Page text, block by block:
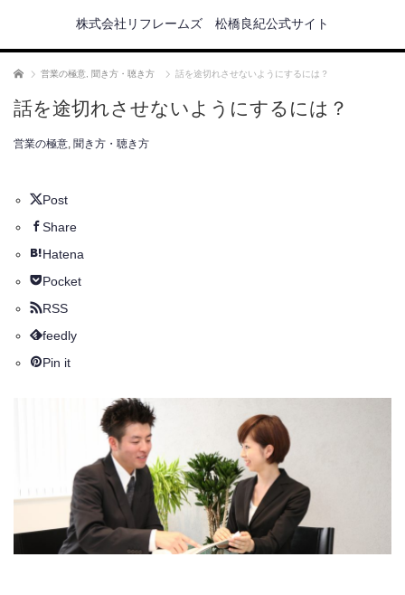
株式会社リフレームズ 松橋良紀公式サイト
ホーム 営業の極意 聞き方・聴き方 話を途切れさせないようにするには？
話を途切れさせないようにするには？
営業の極意, 聞き方・聴き方
Post
Share
Hatena
Pocket
RSS
feedly
Pin it